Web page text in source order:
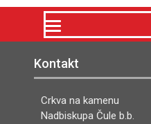
Kontakt
Crkva na kamenu
Nadbiskupa Čule b.b.